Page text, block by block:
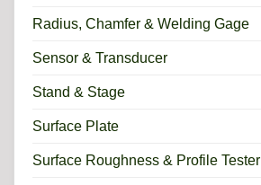
Radius, Chamfer & Welding Gage
Sensor & Transducer
Stand & Stage
Surface Plate
Surface Roughness & Profile Tester